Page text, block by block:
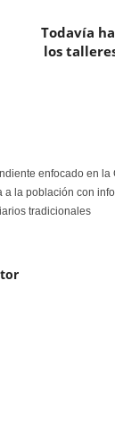
Todavía
los
enfocado en
a la población con
tradicionales